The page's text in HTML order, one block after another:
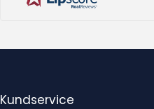
Kundservice